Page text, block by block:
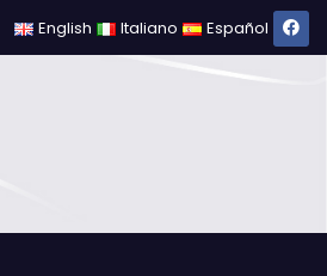
English Italiano Español